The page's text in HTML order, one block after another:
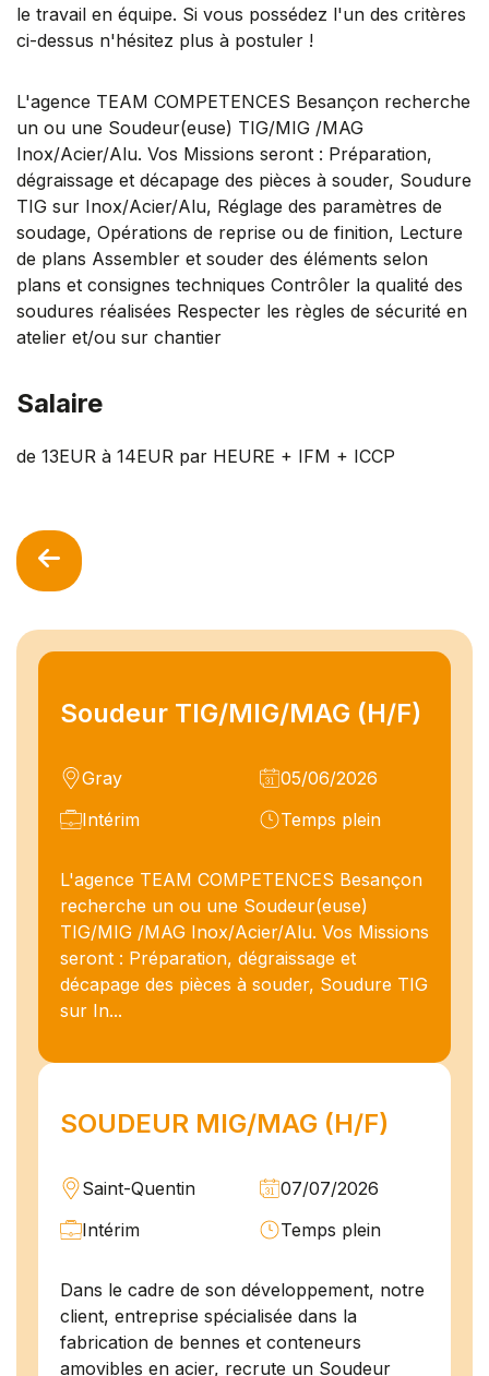
Soudeur TIG/MIG/MAG (H/F)
Gray
05/06/2026
Intérim
Temps plein
L'agence TEAM COMPETENCES Besançon
recherche un ou une Soudeur(euse)
TIG/MIG /MAG Inox/Acier/Alu. Vos Missions
seront : Préparation, dégraissage et
décapage des pièces à souder, Soudure TIG
sur In...
SOUDEUR MIG/MAG (H/F)
Saint-Quentin
07/07/2026
Intérim
Temps plein
Dans le cadre de son développement, notre
client, entreprise spécialisée dans la
fabrication de bennes et conteneurs
amovibles en acier, recrute un Soudeur
le travail en équipe. Si vous possédez l'un des critères
ci-dessus n'hésitez plus à postuler !
L'agence TEAM COMPETENCES Besançon recherche
un ou une Soudeur(euse) TIG/MIG /MAG
Inox/Acier/Alu. Vos Missions seront : Préparation,
dégraissage et décapage des pièces à souder, Soudure
TIG sur Inox/Acier/Alu, Réglage des paramètres de
soudage, Opérations de reprise ou de finition, Lecture
de plans Assembler et souder des éléments selon
plans et consignes techniques Contrôler la qualité des
soudures réalisées Respecter les règles de sécurité en
atelier et/ou sur chantier
Salaire
de 13EUR à 14EUR par HEURE + IFM + ICCP